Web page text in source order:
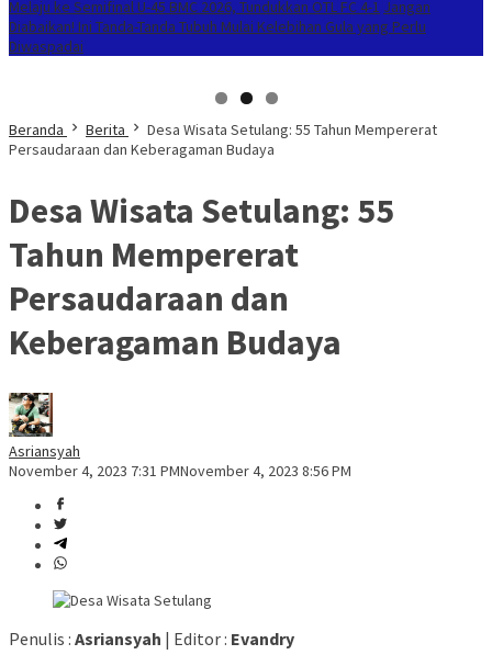
Melaju ke Semifinal U-45 BMC 2026, Tundukkan OTL FC 4-1 Jangan
Diabaikan! Ini Tanda-Tanda Tubuh Mulai Kelebihan Gula yang Perlu
Diwaspadai
Beranda Berita
Desa Wisata Setulang: 55 Tahun Mempererat
Persaudaraan dan Keberagaman Budaya
Desa Wisata Setulang: 55
Tahun Mempererat
Persaudaraan dan
Keberagaman Budaya
Asriansyah
November 4, 2023 7:31 PMNovember 4, 2023 8:56 PM
Penulis : Asriansyah | Editor : Evandry